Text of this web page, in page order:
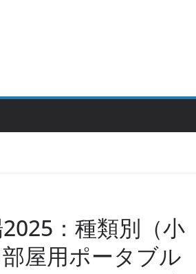
：種類別（小
屋用ポータブル